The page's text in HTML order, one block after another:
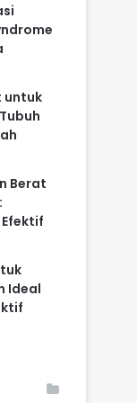
untuk
Berat
Ideal